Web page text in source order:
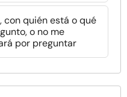
con quién está o qué
o no me
por preguntar